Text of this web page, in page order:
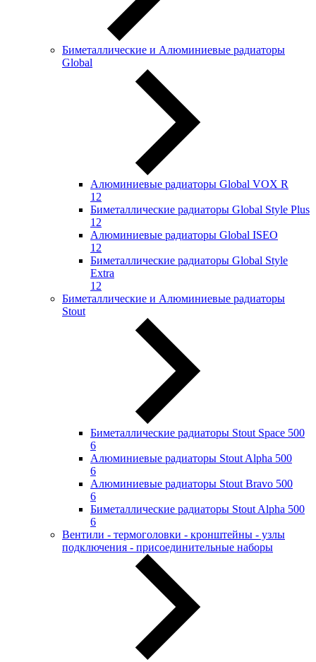
Биметаллические и Алюминиевые радиаторы
Global
Алюминиевые радиаторы Global VOX R
12
Биметаллические радиаторы Global Style Plus
12
Алюминиевые радиаторы Global ISEO
12
Биметаллические радиаторы Global Style
Extra
12
Биметаллические и Алюминиевые радиаторы
Stout
Биметаллические радиаторы Stout Space 500
6
Алюминиевые радиаторы Stout Alpha 500
6
Алюминиевые радиаторы Stout Bravo 500
6
Биметаллические радиаторы Stout Alpha 500
6
Вентили - термоголовки - кронштейны - узлы
подключения - присоединительные наборы